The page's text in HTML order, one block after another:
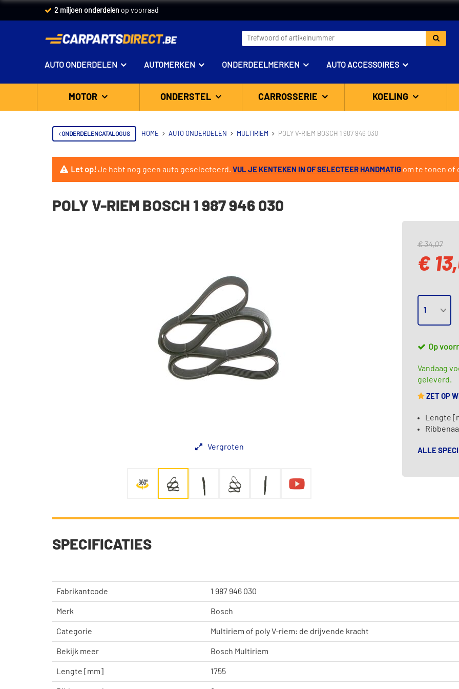
2 miljoen onderdelen op voorraad
AUTO ONDERDELEN AUTOMERKEN ONDERDEELMERKEN AUTO ACCESSOIRES
MOTOR ONDERSTEL CARROSSERIE KOELING
ONDERDELENCATALOGUS HOME AUTO ONDERDELEN MULTIRIEM POLY V-RIEM BOSCH 1 987 946 030
Let op!Je hebt nog geen auto geselecteerd. VUL JE KENTEKEN IN OF SELECTEER HANDMATIG om te tonen of
POLY V-RIEM BOSCH 1 987 946 030
Vergroten
€ 34,07
€
Op
Vandaag
geleverd.
ZET OP
Lengte
ALLE
SPECIFICATIES
Fabrikantcode 1 987 946 030
Merk Bosch
Categorie Multiriem of poly V-riem: de drijvende kracht
Bekijk meer Bosch Multiriem
Lengte [mm] 1755